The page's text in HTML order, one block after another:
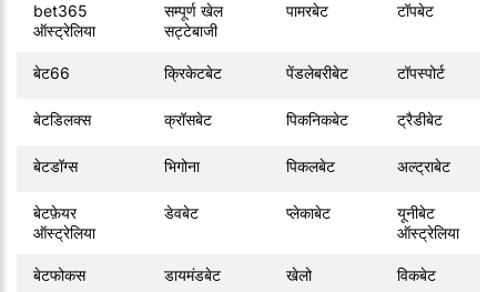
bet365
ऑस्ट्रेलिया
सम्पूर्ण खेल
सट्टेबाजी
पामरबेट टॉपबेट
बेट66 क्रिकेटबेट पेंडलेबरीबेट टॉपस्पोर्ट
बेटडिलक्स क्रॉसबेट पिकनिकबेट ट्रैडीबेट
बेटडॉग्स भिगोना पिकलबेट अल्ट्राबेट
बेटफ़ेयर
ऑस्ट्रेलिया
डेवबेट प्लेकाबेट
यूनीबेट
ऑस्ट्रेलिया
बेटफोकस डायमंडबेट खेलो विकबेट